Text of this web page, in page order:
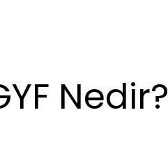
Nedir?